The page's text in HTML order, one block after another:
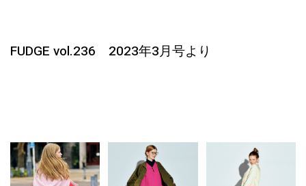
FUDGE vol.236 2023年3月号より